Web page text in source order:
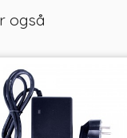
også